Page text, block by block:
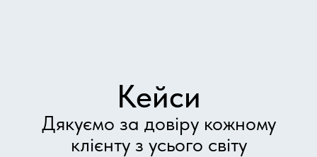
Кейси
Дякуємо за довіру кожному
клієнту з усього світу